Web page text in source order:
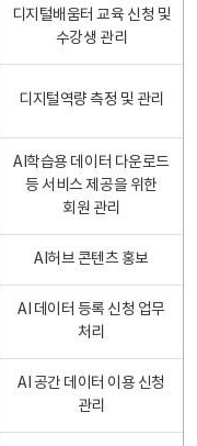
디지털배움터 교육 신청 및
수강생 관리
디지털역량 측정 및 관리
AI학습용 데이터 다운로드
등 서비스 제공을 위한
회원 관리
AI허브 콘텐츠 홍보
AI 데이터 등록 신청 업무
처리
AI 공간 데이터 이용 신청
관리